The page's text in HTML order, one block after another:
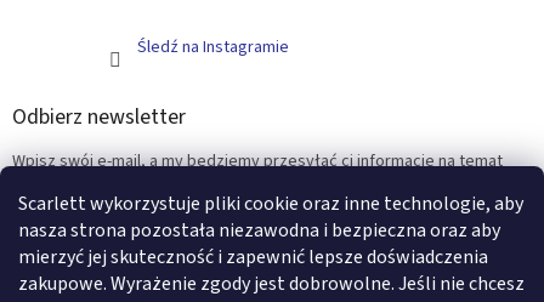
Scarlett wykorzystuje pliki cookie oraz inne technologie, aby
nasza strona pozostała niezawodna i bezpieczna oraz aby
mierzyć jej skuteczność i zapewnić lepsze doświadczenia
zakupowe. Wyrażenie zgody jest dobrowolne. Jeśli nie chcesz
Śledź na Instagramie
Odbierz newsletter
Wpisz swój e-mail, a my będziemy przesyłać ci informacje na temat
E-mail